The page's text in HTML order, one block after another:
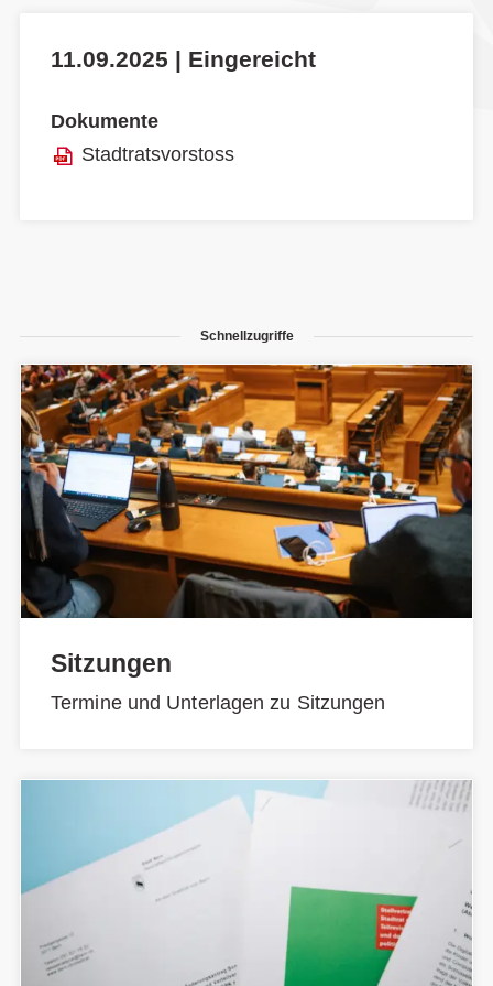
11.09.2025 | Eingereicht
Dokumente
Stadtratsvorstoss
Schnellzugriffe
Sitzungen
Termine und Unterlagen zu Sitzungen